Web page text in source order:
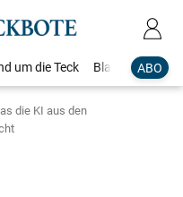
ABO
um die Teck Blaulicht
die KI aus den